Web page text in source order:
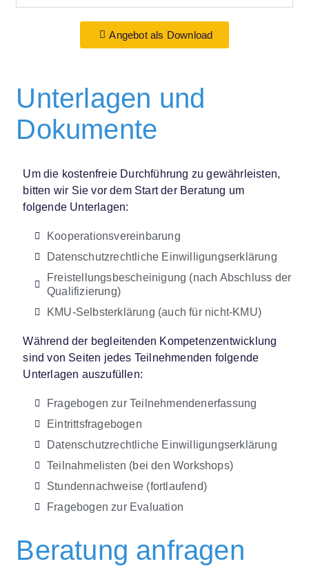
Angebot als Download
Unterlagen und
Dokumente
Um die kostenfreie Durchführung zu gewährleisten,
bitten wir Sie vor dem Start der Beratung um
folgende Unterlagen:
Kooperationsvereinbarung
Datenschutzrechtliche Einwilligungserklärung
Freistellungsbescheinigung (nach Abschluss der
Qualifizierung)​
KMU-Selbsterklärung (auch für nicht-KMU)
Während der begleitenden Kompetenzentwicklung
sind von Seiten jedes Teilnehmenden folgende
Unterlagen auszufüllen:
Fragebogen zur Teilnehmendenerfassung
Eintrittsfragebogen
Datenschutzrechtliche Einwilligungserklärung
Teilnahmelisten (bei den Workshops)
Stundennachweise (fortlaufend)
Fragebogen zur Evaluation
Beratung anfragen